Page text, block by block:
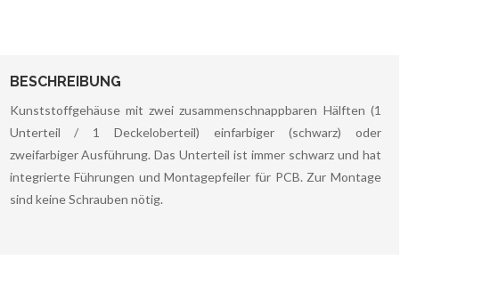
BESCHREIBUNG
Kunststoffgehäuse mit zwei zusammenschnappbaren Hälften (1
Unterteil / 1 Deckeloberteil) einfarbiger (schwarz) oder
zweifarbiger Ausführung. Das Unterteil ist immer schwarz und hat
integrierte Führungen und Montagepfeiler für PCB. Zur Montage
sind keine Schrauben nötig.